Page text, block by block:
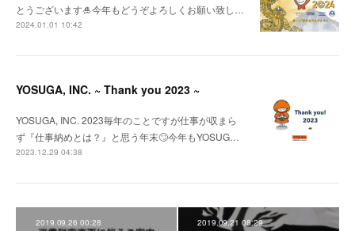
とうございます🎍今年もどうぞよろしくお願い致し…
2024.01.01 10:42
YOSUGA, INC. ~ Thank you 2023 ~
YOSUGA, INC. 2023毎年のことですが仕事が収まら
ず『仕事納めとは？』と思う年末🙄今年もYOSUG…
2023.12.29 04:38
2019.09.26 00:28 2019.09.21 08:29